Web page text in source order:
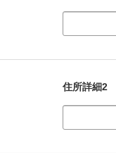
住所詳細2